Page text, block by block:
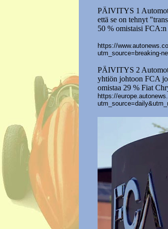
PÄIVITYS 1
että se on tehnyt
50 % omistaisi FCA:n
https://
utm_source=breaking-
PÄIVITYS 2
yhtiön johtoon FCA
omistaa 29 % Fiat
https://